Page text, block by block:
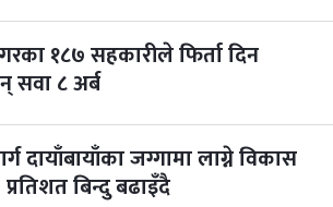
१८७ सहकारीले फिर्ता दिन
८ अर्ब
दायाँबायाँका जग्गामा लाग्ने विकास
बिन्दु बढाइँदै